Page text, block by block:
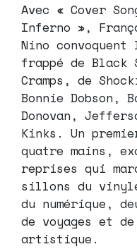
Avec « Cover
Inferno »,
Nino
frappé de Black
Cramps, de
Bonnie Dobson,
Donovan,
Kinks. Un
quatre mains,
reprises qui
sillons du
du numérique,
de voyages et
artistique.